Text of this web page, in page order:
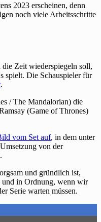
2023 erscheinen, denn
noch viele Arbeitsschritte
Zeit wiederspiegeln soll,
spielt. Die Schauspieler für
.
/ The Mandalorian) die
(Game of Thrones)
vom Set auf, in dem unter
von der
und gründlich ist,
und in Ordnung, wenn wir
Serie warten müssen.